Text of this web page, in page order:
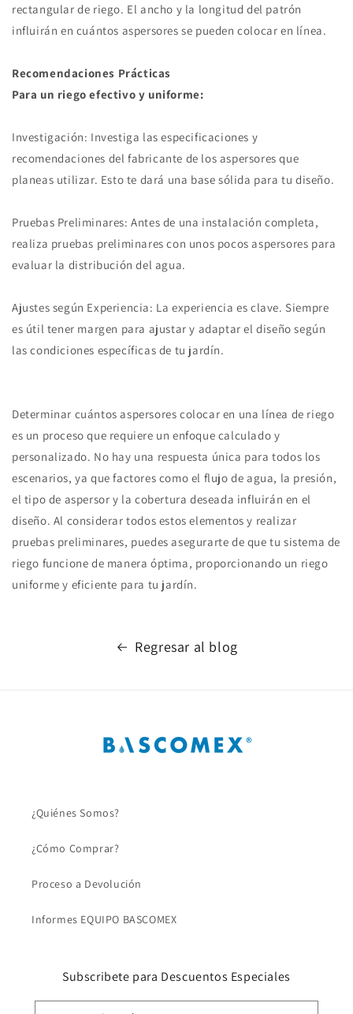
rectangular de riego. El ancho y la longitud del patrón
influirán en cuántos aspersores se pueden colocar en línea.
Recomendaciones Prácticas
Para un riego efectivo y uniforme:
Investigación: Investiga las especificaciones y
recomendaciones del fabricante de los aspersores que
planeas utilizar. Esto te dará una base sólida para tu diseño.
Pruebas Preliminares: Antes de una instalación completa,
realiza pruebas preliminares con unos pocos aspersores para
evaluar la distribución del agua.
Ajustes según Experiencia: La experiencia es clave. Siempre
es útil tener margen para ajustar y adaptar el diseño según
las condiciones específicas de tu jardín.
Determinar cuántos aspersores colocar en una línea de riego
es un proceso que requiere un enfoque calculado y
personalizado. No hay una respuesta única para todos los
escenarios, ya que factores como el flujo de agua, la presión,
el tipo de aspersor y la cobertura deseada influirán en el
diseño. Al considerar todos estos elementos y realizar
pruebas preliminares, puedes asegurarte de que tu sistema de
riego funcione de manera óptima, proporcionando un riego
uniforme y eficiente para tu jardín.
Regresar al blog
¿Quiénes Somos?
¿Cómo Comprar?
Proceso a Devolución
Informes EQUIPO BASCOMEX
Subscribete para Descuentos Especiales